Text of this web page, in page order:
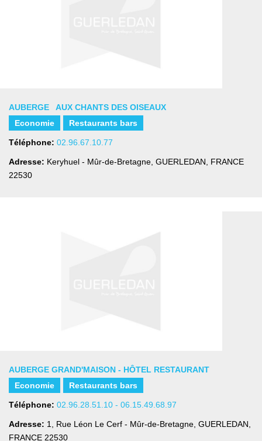
AUBERGE AUX CHANTS DES OISEAUX
Economie
Restaurants bars
Téléphone: 02.96.67.10.77
Adresse: Keryhuel - Mûr-de-Bretagne GUERLEDAN, FRANCE
22530
AUBERGE GRAND'MAISON - HÔTEL RESTAURANT
Economie
Restaurants bars
Téléphone: 02.96.28.51.10 - 06.15.49.68.97
Adresse: 1, Rue Léon Le Cerf - Mûr-de-Bretagne GUERLEDAN,
FRANCE 22530